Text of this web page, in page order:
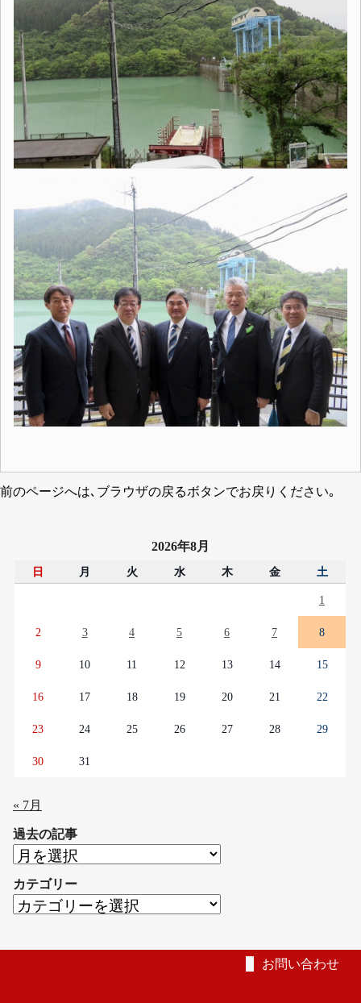
前のページへは､ブラウザの戻るボタンでお戻りください｡
2026年8月
日 月 火 水 木 金 土
1
2 3 4 5 6 7 8
9 10 11 12 13 14 15
16 17 18 19 20 21 22
23 24 25 26 27 28 29
30 31
« 7月
過去の記事
過
の
記
カテゴリー
カ
お問い合わせ